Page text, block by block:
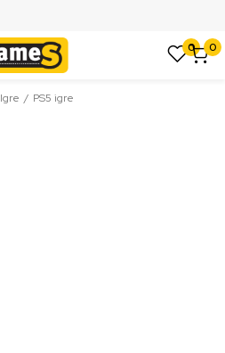
0 0
Igre
PS5 igre